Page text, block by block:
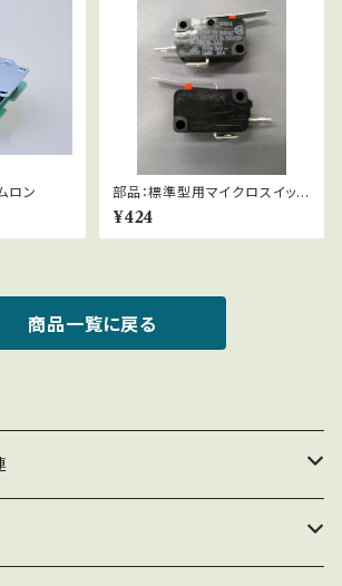
ロン
部品：標準型用マイクロスイッチ
_オムロン
¥424
商品一覧に戻る